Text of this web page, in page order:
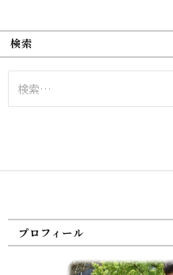
検索
索:
プロフィール